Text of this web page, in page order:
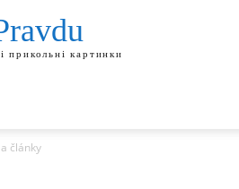
прикольні картинки
články